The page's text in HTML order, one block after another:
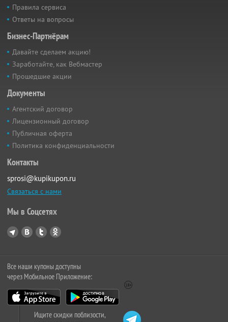
Правила сервиса
Ответы на вопросы
Бизнес-Партнёрам
Давайте сделаем акцию!
Заработайте, как Вебмастер
Прошедшие акции
Документы
Агентский договор
Лицензионный договор
Публичная оферта
Политика конфиденциальности
Контакты
sprosi@kupikupon.ru
Связаться с нами
Мы в Соцсетях
Все наши купоны доступны
через Мобильное Приложение:
Ищите скидки поблизости,